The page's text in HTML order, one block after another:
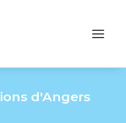
d'Angers